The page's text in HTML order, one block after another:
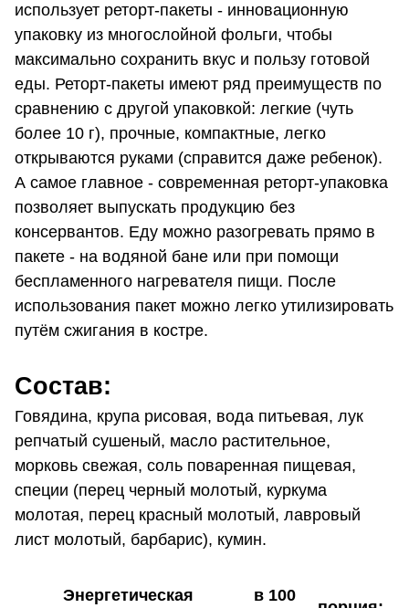
использует реторт-пакеты - инновационную
упаковку из многослойной фольги, чтобы
максимально сохранить вкус и пользу готовой
еды. Реторт-пакеты имеют ряд преимуществ по
сравнению с другой упаковкой: легкие (чуть
более 10 г), прочные, компактные, легко
открываются руками (справится даже ребенок).
А самое главное - современная реторт-упаковка
позволяет выпускать продукцию без
консервантов. Еду можно разогревать прямо в
пакете - на водяной бане или при помощи
беспламенного нагревателя пищи. После
использования пакет можно легко утилизировать
путём сжигания в костре.
Состав:
Говядина, крупа рисовая, вода питьевая, лук
репчатый сушеный, масло растительное,
морковь свежая, соль поваренная пищевая,
специи (перец черный молотый, куркума
молотая, перец красный молотый, лавровый
лист молотый, барбарис), кумин.
Энергетическая
в 100